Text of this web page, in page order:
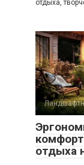
отдыха,
отдыха